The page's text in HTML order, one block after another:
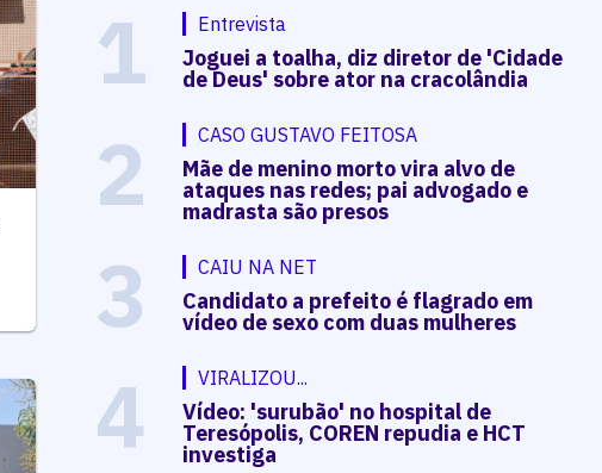
1 Entrevista
Joguei a toalha, diz diretor de 'Cidade
de Deus' sobre ator na cracolândia
2 CASO GUSTAVO FEITOSA
Mãe de menino morto vira alvo de
ataques nas redes; pai advogado e
madrasta são presos
3 CAIU NA NET
Candidato a prefeito é flagrado em
vídeo de sexo com duas mulheres
4 VIRALIZOU...
Vídeo: 'surubão' no hospital de
Teresópolis, COREN repudia e HCT
investiga